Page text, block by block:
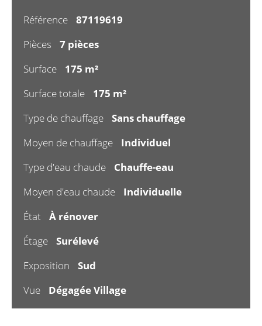
Référence
87119619
Pièces
7 pièces
Surface
175 m²
Surface totale
175 m²
Type de chauffage
Sans chauffage
Moyen de chauffage
Individuel
Type d'eau chaude
Chauffe-eau
Moyen d'eau chaude
Individuelle
État
À rénover
Étage
Surélevé
Exposition
Sud
Vue
Dégagée Village